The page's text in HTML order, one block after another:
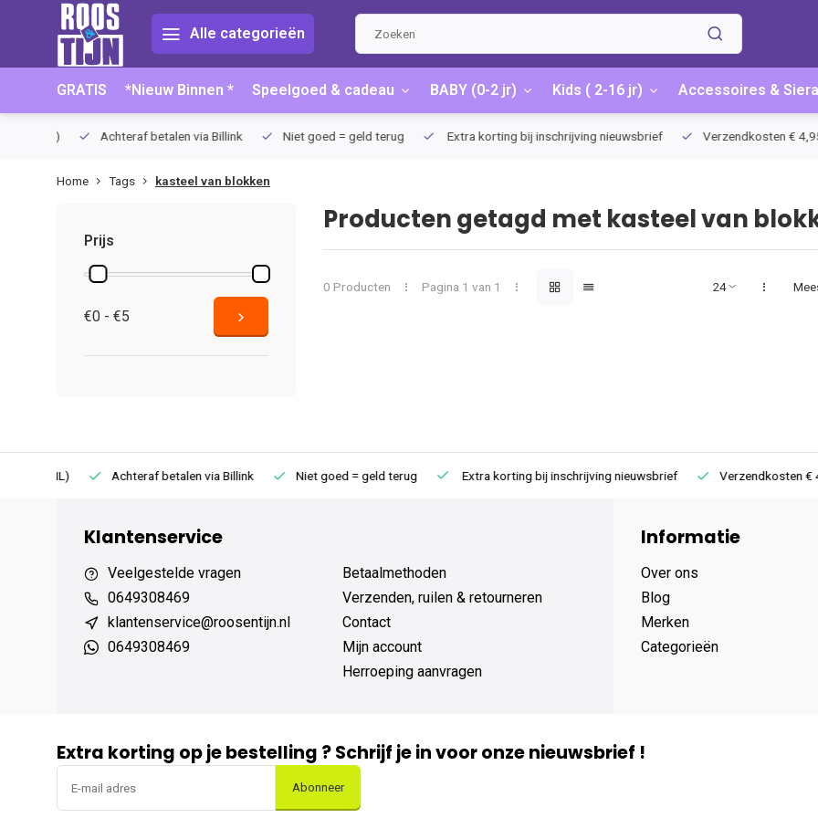
Alle categorieën
GRATIS *Nieuw Binnen * Speelgoed & cadeau BABY (0-2 jr) Kids ( 2-16 jr) Accessoires &
Achteraf betalen via Billink Niet goed = geld terug Extra korting bij inschrijving nieuwsbrief Verzendkosten € 4,95 /
Home Tags kasteel van blokken
Prijs
€0 - €5
Producten getagd met kasteel van
0 Producten Pagina 1 van 1
Achteraf betalen via Billink Niet goed = geld terug Extra korting bij inschrijving nieuwsbrief Verzendkosten € 4,95
Klantenservice
Veelgestelde vragen
0649308469
klantenservice@roosentijn.nl
0649308469
Betaalmethoden
Verzenden, ruilen & retourneren
Contact
Mijn account
Herroeping aanvragen
Informatie
Over ons
Blog
Merken
Categorieën
Extra korting op je bestelling ? Schrijf je in voor onze nieuwsbrief !
Abonneer